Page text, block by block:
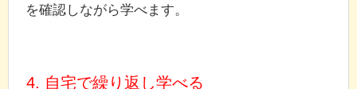
を確認しながら学べます。
4. 自宅で繰り返し学べる